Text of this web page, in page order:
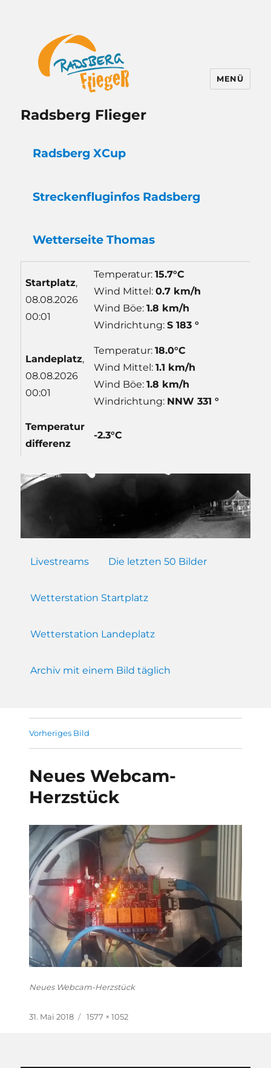
Radsberg Flieger
MENÜ
Radsberg XCup
Streckenfluginfos Radsberg
Wetterseite Thomas
Startplatz,
08.08.2026
00:01
Temperatur:15.7°C
Wind Mittel:0.7 km/h
Wind Böe:1.8 km/h
Windrichtung:S 183 °
Landeplatz,
08.08.2026
00:01
Temperatur:18.0°C
Wind Mittel:1.1 km/h
Wind Böe:1.8 km/h
Windrichtung: NNW 331 °
Temperatur
differenz
-2.3°C
Livestreams Die letzten 50 Bilder
Wetterstation Startplatz
Wetterstation Landeplatz
Archiv mit einem Bild täglich
Vorheriges Bild
Neues Webcam-
Herzstück
Neues Webcam-Herzstück
Veröffentlicht
31. Mai 2018 Originalgröße
1577 × 1052